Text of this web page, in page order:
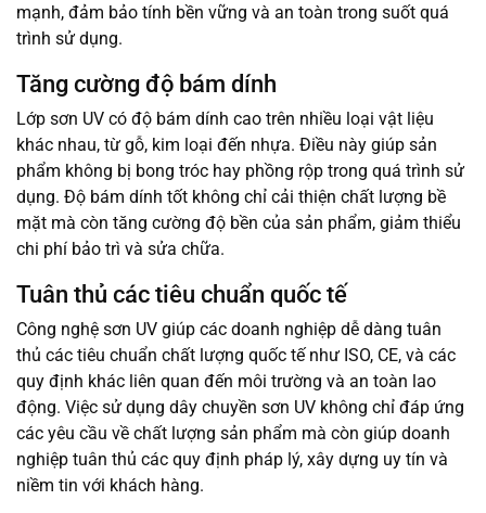
mạnh, đảm bảo tính bền vững và an toàn trong suốt quá
trình sử dụng.
Tăng cường độ bám dính
Lớp sơn UV có độ bám dính cao trên nhiều loại vật liệu
khác nhau, từ gỗ, kim loại đến nhựa. Điều này giúp sản
phẩm không bị bong tróc hay phồng rộp trong quá trình sử
dụng. Độ bám dính tốt không chỉ cải thiện chất lượng bề
mặt mà còn tăng cường độ bền của sản phẩm, giảm thiểu
chi phí bảo trì và sửa chữa.
Tuân thủ các tiêu chuẩn quốc tế
Công nghệ sơn UV giúp các doanh nghiệp dễ dàng tuân
thủ các tiêu chuẩn chất lượng quốc tế như ISO, CE, và các
quy định khác liên quan đến môi trường và an toàn lao
động. Việc sử dụng dây chuyền sơn UV không chỉ đáp ứng
các yêu cầu về chất lượng sản phẩm mà còn giúp doanh
nghiệp tuân thủ các quy định pháp lý, xây dựng uy tín và
niềm tin với khách hàng.